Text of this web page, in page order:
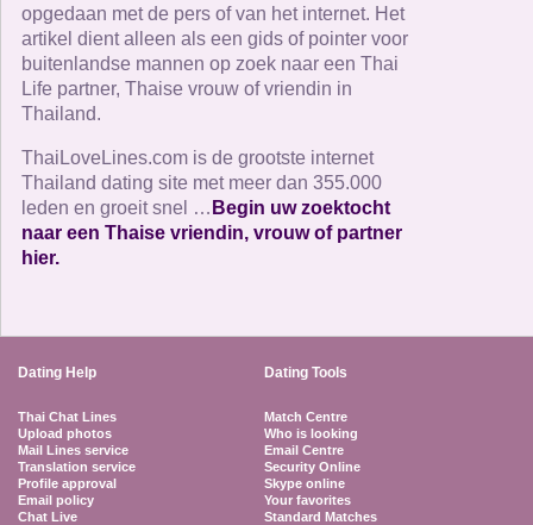
opgedaan met de pers of van het internet. Het
artikel dient alleen als een gids of pointer voor
buitenlandse mannen op zoek naar een Thai
Life partner, Thaise vrouw of vriendin in
Thailand.
ThaiLoveLines.com is de grootste internet
Thailand dating site met meer dan 355.000
leden en groeit snel … Begin uw zoektocht
naar een Thaise vriendin, vrouw of partner
hier.
Dating Help Dating Tools
Thai Chat Lines
Upload photos
Mail Lines service
Translation service
Profile approval
Email policy
Chat Live
Match Centre
Who is looking
Email Centre
Security Online
Skype online
Your favorites
Standard Matches